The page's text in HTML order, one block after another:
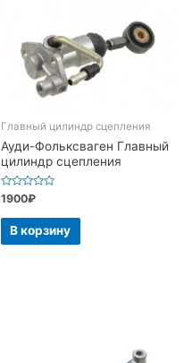
Главный цилиндр сцепления
Ауди-Фольксваген Главный
цилиндр сцепления
Оценка
0
из
1900₽
В корзину